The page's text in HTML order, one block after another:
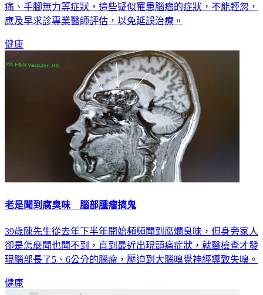
痛、手腳無力等症狀，這些疑似罹患腦瘤的症狀，不能輕忽，
應及早求診專業醫師評估，以免延誤治療。
健康
老是聞到腐臭味 腦部腫瘤搞鬼
39歲陳先生從去年下半年開始頻頻聞到腐爛臭味，但身旁家人
卻是怎麼聞也聞不到，直到最近出現頭痛症狀，就醫檢查才發
現腦部長了5、6公分的腦瘤，壓迫到大腦嗅覺神經導致失嗅。
健康